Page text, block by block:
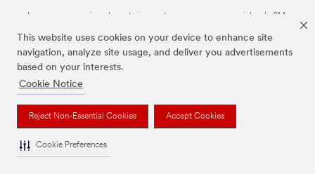
This website uses cookies on your device to enhance site
navigation, analyze site usage, and deliver you advertisements
based on your interests.
Cookie Notice
Reject Non-Essential Cookies Accept Cookies
Cookie Preferences
Las marcas mencionadas anteriormente son marcas comerciales de 3M.